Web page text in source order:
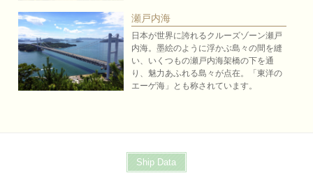
瀬戸内海
日本が世界に誇れるクルーズゾーン瀬戸
内海。墨絵のように浮かぶ島々の間を縫
い、いくつもの瀬戸内海架橋の下を通
り、魅力あふれる島々が点在。「東洋の
エーゲ海」とも称されています。
Ship Data